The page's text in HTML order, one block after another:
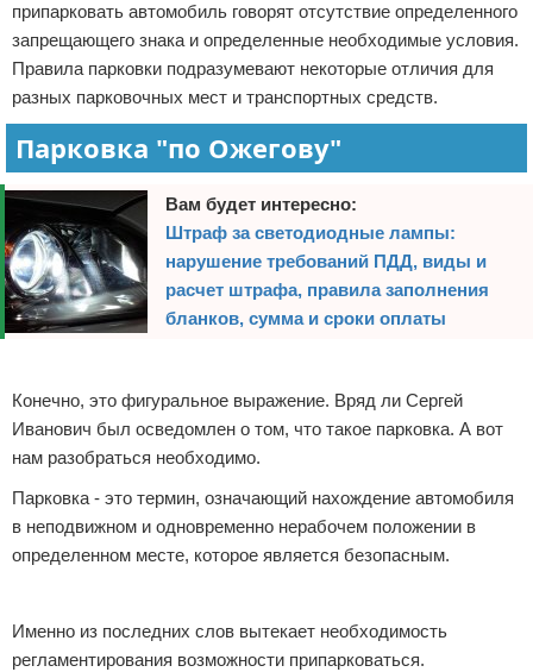
Исполнительное производство
Судопроизводство
Защита прав потребителей
припарковать автомобиль говорят отсутствие определенного
запрещающего знака и определенные необходимые условия.
Правила парковки подразумевают некоторые отличия для
разных парковочных мест и транспортных средств.
Парковка "по Ожегову"
Вам будет интересно:
Штраф за светодиодные лампы:
нарушение требований ПДД, виды и
расчет штрафа, правила заполнения
бланков, сумма и сроки оплаты
Конечно, это фигуральное выражение. Вряд ли Сергей
Иванович был осведомлен о том, что такое парковка. А вот
нам разобраться необходимо.
Парковка - это термин, означающий нахождение автомобиля
в неподвижном и одновременно нерабочем положении в
определенном месте, которое является безопасным.
Именно из последних слов вытекает необходимость
регламентирования возможности припарковаться.